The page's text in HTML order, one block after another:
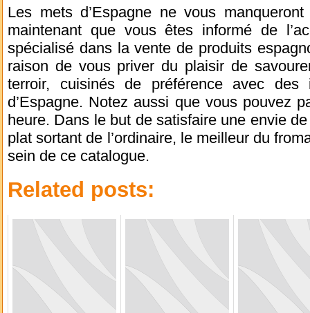
Les mets d’Espagne ne vous
maintenant que vous êtes informé de
spécialisé dans la vente de produits
raison de vous priver du plaisir de
terroir, cuisinés de préférence avec des
d’Espagne. Notez aussi que vous pouvez
heure. Dans le but de satisfaire une envie
plat sortant de l’ordinaire, le meilleur du
sein de ce catalogue.
Related posts: